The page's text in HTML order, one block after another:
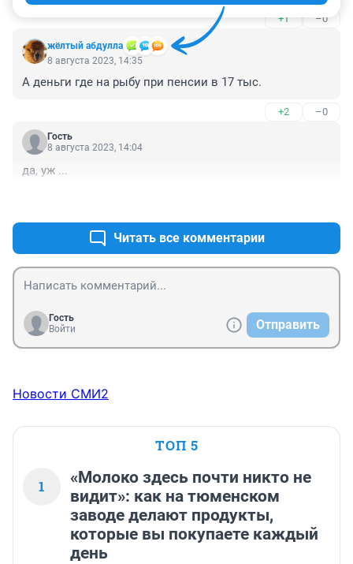
+1 –0
жёлтый абдулла
8 августа 2023, 14:35
А деньги где на рыбу при пенсии в 17 тыс.
+2 –0
Гость
8 августа 2023, 14:04
да, уж ...
Читать все комментарии
Гость
Войти
Отправить
Новости СМИ2
ТОП 5
1
«Молоко здесь почти никто не
видит»: как на тюменском
заводе делают продукты,
которые вы покупаете каждый
день